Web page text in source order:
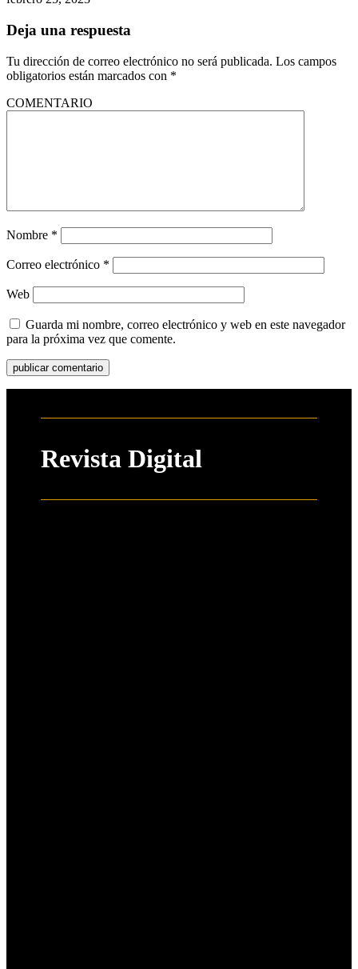
Deja una respuesta
Tu dirección de correo electrónico no será publicada. Los campos
obligatorios están marcados con *
COMENTARIO
Nombre *
Correo electrónico *
Web
Guarda mi nombre, correo electrónico y web en este navegador
para la próxima vez que comente.
Revista Digital